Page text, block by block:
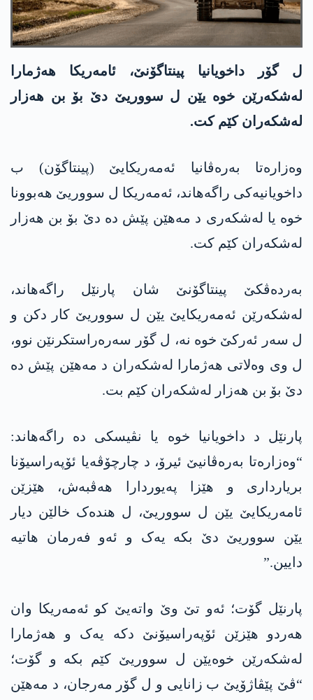
ل گۆر داخویانیا پینتاگۆنێ، ئامەریکا ھەژمارا
لەشکەرێن خوە یێن ل سووریێ دێ بۆ بن ھەزار
لەشکەران کێم کت.
وەزارەتا بەرەڤانیا ئەمەریکایێ (پینتاگۆن) ب
داخویانیەکی راگەھاند، ئەمەریکا ل سووریێ ھەبوونا
خوە یا لەشکەری د مەھێن پێش دە دێ بۆ بن ھەزار
لەشکەران کێم کت.
بەردەڤکێ پینتاگۆنێ شان پارنێل راگەھاند،
لەشکەرێن ئەمەریکایێ یێن ل سووریێ کار دکن و
ل سەر ئەرکێ خوە نە، ل گۆر سەرەراستکرنێن نوو،
ل وی وەلاتی ھەژمارا لەشکەران د مەھێن پێش دە
دێ بۆ بن ھەزار لەشکەران کێم بت.
پارنێل د داخویانیا خوە یا نڤیسکی دە راگەھاند:
“وەزارەتا بەرەڤانیێ ئیرۆ، د چارچۆڤەیا ئۆپەراسیۆنا
بریارداری و ھێزا پەیوردارا ھەڤبەش، ھێزێن
ئامەریکایێ یێن ل سووریێ، ل ھندەک خالێن دیار
یێن سووریێ دێ بکە یەک و ئەو فەرمان ھاتیە
دایین.”
پارنێل گۆت؛ ئەو تێ وێ واتەیێ کو ئەمەریکا وان
ھەردو ھێزێن ئۆپەراسیۆنێ دکە یەک و ھەژمارا
لەشکەرێن خوەیێن ل سووریێ کێم بکە و گۆت؛
“ڤێ پێڤاژۆیێ ب زانایی و ل گۆر مەرجان، د مەھێن